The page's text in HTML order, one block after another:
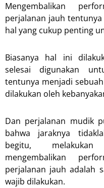
Mengembalikan
perjalanan jauh
hal yang cukup penting
Biasanya hal ini
selesai digunakan
tentunya menjadi
dilakukan oleh
Dan perjalanan mudik
bahwa jaraknya
begitu,
mengembalikan
perjalanan jauh adalah
wajib dilakukan.